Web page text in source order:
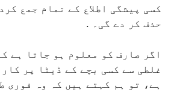
کسی پیشگی اطلاع کے تمام جمع
حذف کر دے گی۔ .
اگر صارف کو معلوم ہو جاتا ہے
غلطی سے کسی بچے کے ڈیٹا پر
ہے، تو ہم کہتے ہیں کہ وہ فوری